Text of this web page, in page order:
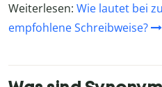
Weiterlesen: Wie lautet bei
empfohlene Schreibweise?